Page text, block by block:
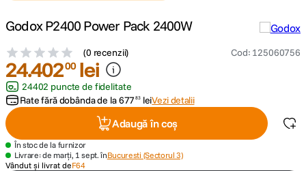
canon sx740 hs
. lavaliera
card memorie
8. ulanzi
Godox P2400 Power Pack 2400W
(0 recenzii) Cod: 125060756
24.40200 lei
24402 puncte de fidelitate
Rate fără dobânda de la677 83 leiVezi detalii
Adaugă în coș
În stoc de la furnizor
Livrare: de marți, 1 sept. înBucuresti (Sectorul 3)
Vândut și livrat deF64